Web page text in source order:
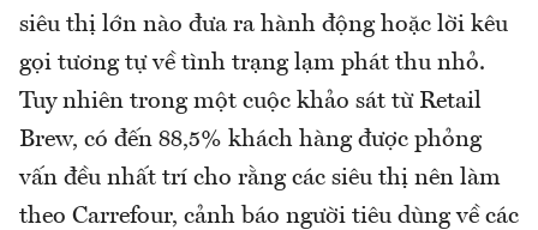
siêu thị lớn nào đưa ra hành động hoặc lời kêu
gọi tương tự về tình trạng lạm phát thu nhỏ.
Tuy nhiên trong một cuộc khảo sát từ Retail
Brew, có đến 88,5% khách hàng được phỏng
vấn đều nhất trí cho rằng các siêu thị nên làm
theo Carrefour, cảnh báo người tiêu dùng về các